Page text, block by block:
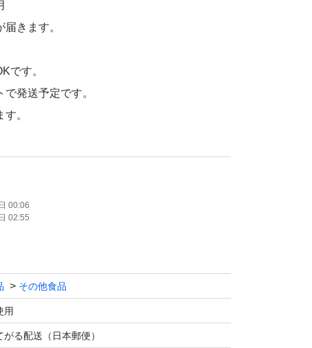
きます。
です。
発送予定です。
。
る場合があります。
サミなど
ご注意ください。
00:06
02:55
その他食品
用
がる配送（日本郵便）